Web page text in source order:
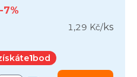
-7%
1,29 Kč/ks
1bod